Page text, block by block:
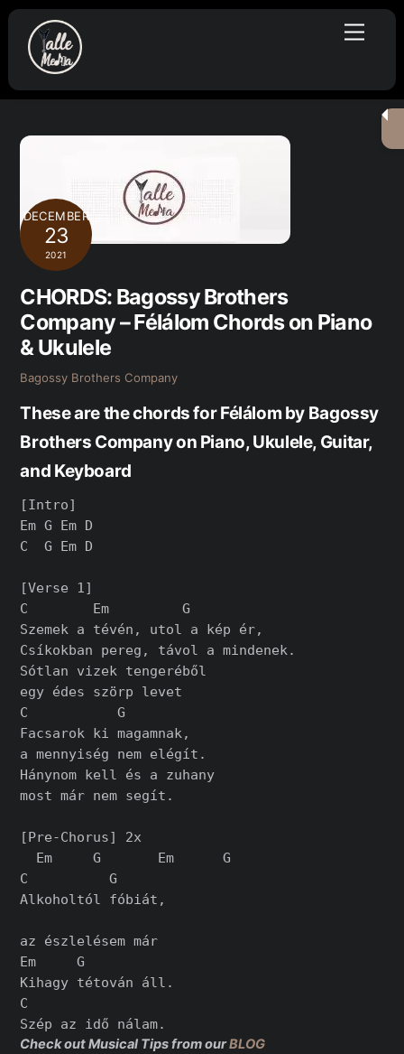
Skip
content
Menu
DECEMBER
23
2021
CHORDS: Bagossy Brothers
Company – Félálom Chords on Piano
& Ukulele
Bagossy Brothers Company
These are the chords for Félálom by Bagossy
Brothers Company on Piano, Ukulele, Guitar,
and Keyboard
[Intro]
Em G Em D
C  G Em D
[Verse 1]
C        Em         G
Szemek a tévén, utol a kép ér,
Csíkokban pereg, távol a mindenek.
Sótlan vizek tengeréből
egy édes szörp levet
C           G
Facsarok ki magamnak,
a mennyiség nem elégít.
Hánynom kell és a zuhany
most már nem segít.
[Pre-Chorus] 2x
  Em     G       Em      G
C          G
Alkoholtól fóbiát,
az észlelésem már
Em     G
Kihagy tétován áll.
C
Check out Musical Tips from ourBLOG